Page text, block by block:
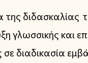
διδασκαλίας
γλωσσικής και
διαδικασία